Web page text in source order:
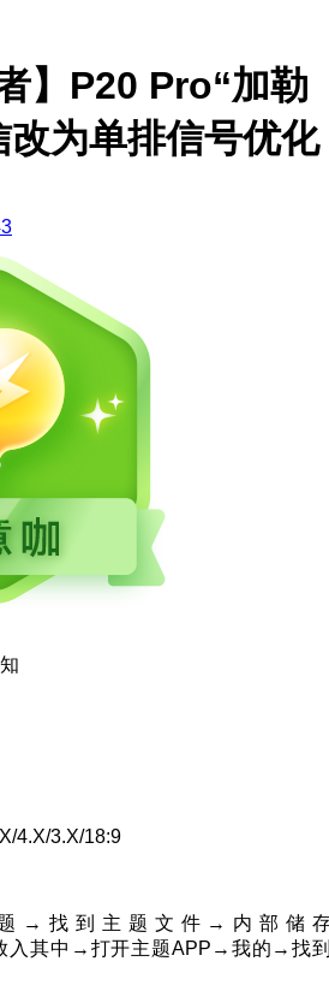
】P20 Pro“加勒
改为单排信号优化
4.X/3.X/18:9
题→找到主题文件→内部储
入其中→打开主题APP→我的→找